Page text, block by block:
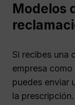
Modelos
Si recibes una
empresa como
puedes enviar
la